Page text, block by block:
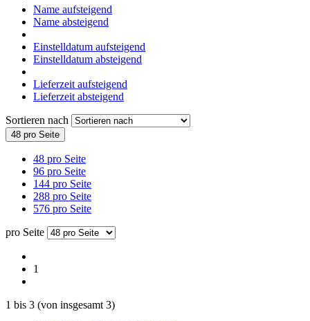
Name aufsteigend
Name absteigend
Einstelldatum aufsteigend
Einstelldatum absteigend
Lieferzeit aufsteigend
Lieferzeit absteigend
Sortieren nach
48 pro Seite
48 pro Seite
96 pro Seite
144 pro Seite
288 pro Seite
576 pro Seite
pro Seite
1
1 bis 3 (von insgesamt 3)